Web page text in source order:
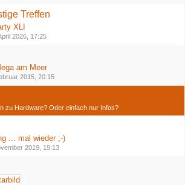
Treffen
XLI
2026, 17:25
am Meer
2015, 20:15
zu Hardware? Oder einfach nur Infos?
... mal wieder ;-)
2019, 19:13